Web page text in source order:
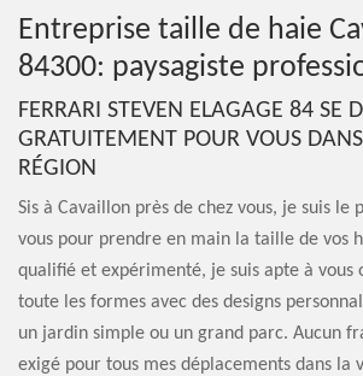
Entreprise taille de haie
84300: paysagiste
FERRARI STEVEN ELAGAGE 84 SE
GRATUITEMENT POUR VOUS
RÉGION
Sis à Cavaillon près de chez vous, je suis le
vous pour prendre en main la taille de vos
qualifié et expérimenté, je suis apte à vous
toute les formes avec des designs
un jardin simple ou un grand parc. Aucun
exigé pour tous mes déplacements dans la